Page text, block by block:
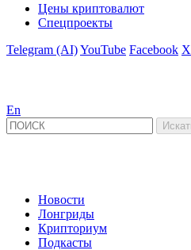
Цены криптовалют
Спецпроекты
Telegram (AI)YouTube Facebook X
En
Новости
Лонгриды
Крипториум
Подкасты